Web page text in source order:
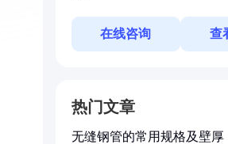
在线咨询 查
热门文章
无缝钢管的常用规格及壁厚